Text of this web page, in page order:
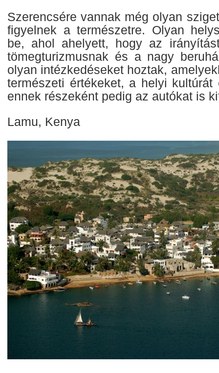
Szerencsére vannak még olyan
figyelnek a természetre. Olyan
be, ahol ahelyett, hogy az
tömegturizmusnak és a nagy
olyan intézkedéseket hoztak,
természeti értékeket, a helyi
ennek részeként pedig az autókat is
Lamu, Kenya